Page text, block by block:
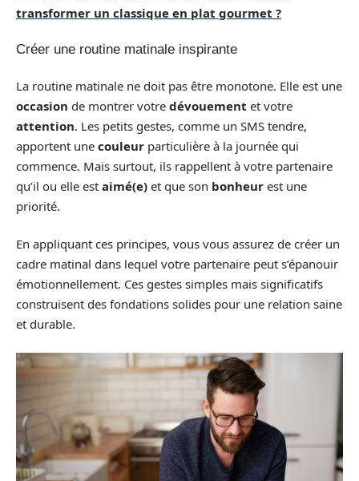
transformer un classique en plat gourmet ?
Créer une routine matinale inspirante
La routine matinale ne doit pas être monotone. Elle est une
occasion de montrer votre dévouement et votre
attention. Les petits gestes, comme un SMS tendre,
apportent une couleur particulière à la journée qui
commence. Mais surtout, ils rappellent à votre partenaire
qu’il ou elle est aimé(e) et que son bonheur est une
priorité.
En appliquant ces principes, vous vous assurez de créer un
cadre matinal dans lequel votre partenaire peut s’épanouir
émotionnellement. Ces gestes simples mais significatifs
construisent des fondations solides pour une relation saine
et durable.